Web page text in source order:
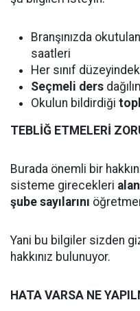
Branşınızda okutulan
saatleri
Her sınıf
Seçmeli ders
Okulun bildirdiği
TEBLİĞ ETMELERİ
Burada önemli bir
sisteme girecekleri
şube sayılarını
Yani bu bilgiler sizden
hakkınız bulunuyor.
HATA VARSA NE